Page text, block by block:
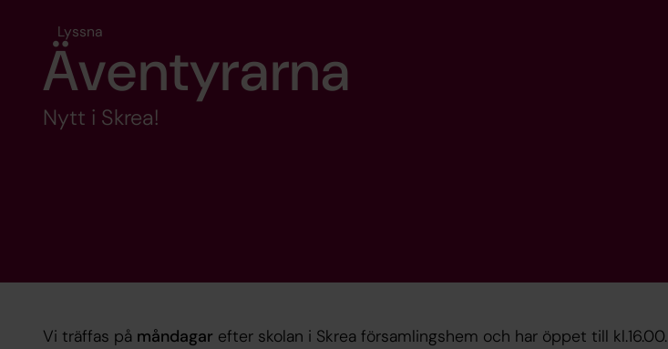
Lyssna
Äventyrarna
Nytt i Skrea!
Vi träffas på måndagar efter skolan i Skrea församlingshem och har öppet till kl.16.00.